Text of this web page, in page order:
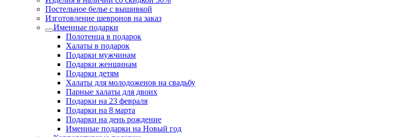
Постельное белье с вышивкой
Изготовление шевронов на заказ
Именные подарки
Полотенца в подарок
Халаты в подарок
Подарки мужчинам
Подарки женщинам
Подарки детям
Халаты для молодоженов на свадьбу
Парные халаты для двоих
Подарки на 23 февраля
Подарки на 8 марта
Подарки на день рождение
Именные подарки на Новый год